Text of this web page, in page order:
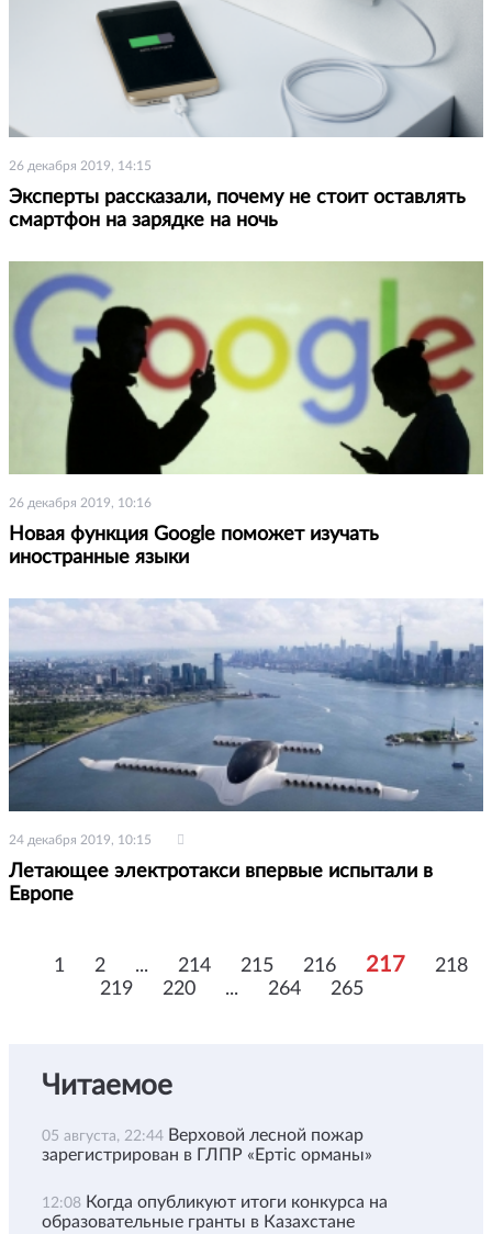
26 декабря 2019, 14:15
Эксперты рассказали, почему не стоит оставлять
смартфон на зарядке на ночь
26 декабря 2019, 10:16
Новая функция Google поможет изучать
иностранные языки
24 декабря 2019, 10:15
Летающее электротакси впервые испытали в
Европе
1 2 ... 214 215 216 217
218
219
220 ... 264 265
Читаемое
05 августа, 22:44 Верховой лесной пожар
зарегистрирован в ГЛПР «Ертіс орманы»
12:08 Когда опубликуют итоги конкурса на
образовательные гранты в Казахстане